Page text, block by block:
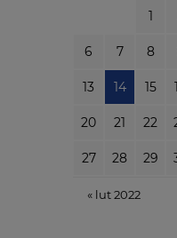
1
6 7 8
13 14 15
20 21 22
27 28 29
« lut 2022